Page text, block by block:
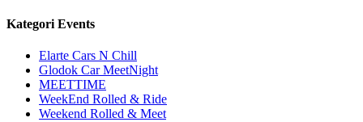
Kategori Events
Elarte Cars N Chill
Glodok Car MeetNight
MEETTIME
WeekEnd Rolled & Ride
Weekend Rolled & Meet